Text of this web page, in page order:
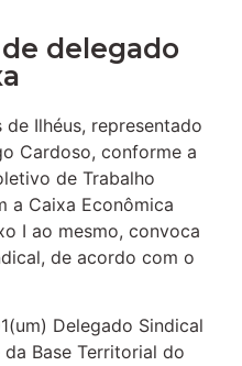
delegado
Ilhéus, representado
Cardoso, conforme a
de Trabalho
a Caixa Econômica
I ao mesmo, convoca
de acordo com o
Delegado Sindical
Base Territorial do